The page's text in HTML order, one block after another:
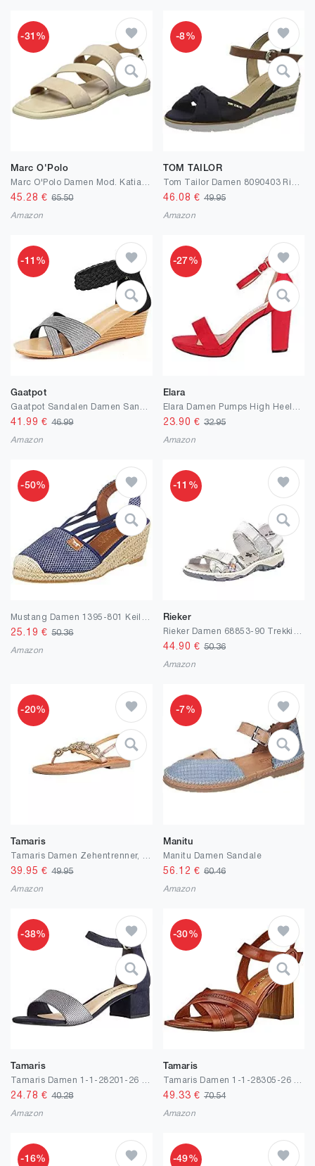
-31%
Marc O'Polo
45.28 €65.50
Amazon
-8%
TOM TAILOR
46.08 € 49.95
Amazon
-11%
Gaatpot
41.99 €46.99
Amazon
-27%
Elara
23.90 € 32.95
Amazon
-50%
25.19 €50.36
Amazon
-11%
Rieker
44.90 € 50.36
Amazon
-20%
Tamaris
39.95 €49.95
Amazon
-7%
Manitu
Manitu Damen Sandale
56.12 € 60.46
Amazon
-38%
Tamaris
24.78 €40.28
Amazon
-30%
Tamaris
49.33 € 70.54
Amazon
-16% -49%